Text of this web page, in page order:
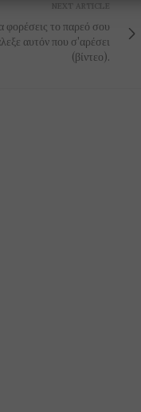
NEXT ARTICLE
φορέσεις το παρεό σου
αυτόν που σ'αρέσει
(βίντεο).